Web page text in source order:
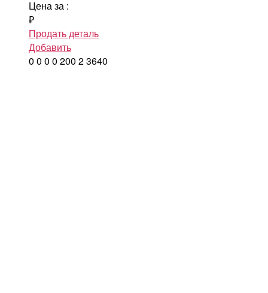
Цена за :
₽
Продать деталь
Добавить
0 0 0 0 200 23640